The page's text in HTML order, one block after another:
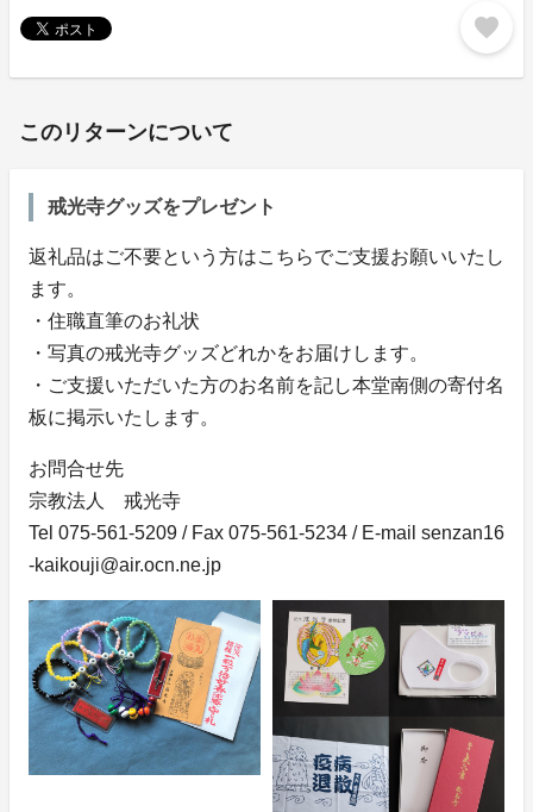
favorite
このリターンについて
戒光寺グッズをプレゼント
返礼品はご不要という方はこちらでご支援お願いいたし
ます。
・住職直筆のお礼状
・写真の戒光寺グッズどれかをお届けします。
・ご支援いただいた方のお名前を記し本堂南側の寄付名
板に掲示いたします。
お問合せ先
宗教法人 戒光寺
Tel 075-561-5209 / Fax 075-561-5234 / E-mail senzan16
-kaikouji@air.ocn.ne.jp